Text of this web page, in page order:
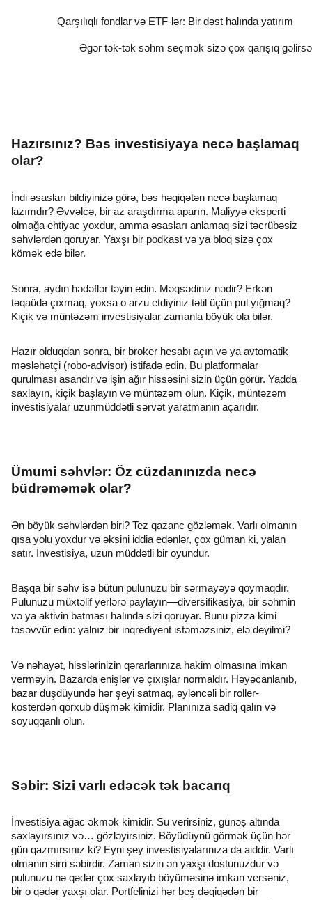
Qarşılıqlı fondlar və ETF-lər: Bir dəst halında yatırım
Əgər tək-tək səhm seçmək sizə çox qarışıq
Hazırsınız? Bəs investisiyaya necə başlamaq
olar?
İndi əsasları bildiyinizə görə, bəs həqiqətən necə başlamaq
lazımdır? Əvvəlcə, bir az araşdırma aparın. Maliyyə eksperti
olmağa ehtiyac yoxdur, amma əsasları anlamaq sizi təcrübəsiz
səhvlərdən qoruyar. Yaxşı bir podkast və ya bloq sizə çox
kömək edə bilər.
Sonra, aydın hədəflər təyin edin. Məqsədiniz nədir? Erkən
təqaüdə çıxmaq, yoxsa o arzu etdiyiniz tətil üçün pul yığmaq?
Kiçik və müntəzəm investisiyalar zamanla böyük ola bilər.
Hazır olduqdan sonra, bir broker hesabı açın və ya avtomatik
məsləhətçi (robo-advisor) istifadə edin. Bu platformalar
qurulması asandır və işin ağır hissəsini sizin üçün görür. Yadda
saxlayın, kiçik başlayın və müntəzəm olun. Kiçik, müntəzəm
investisiyalar uzunmüddətli sərvət yaratmanın açarıdır.
Ümumi səhvlər: Öz cüzdanınızda necə
büdrəməmək olar?
Ən böyük səhvlərdən biri? Tez qazanc gözləmək. Varlı olmanın
qısa yolu yoxdur və əksini iddia edənlər, çox güman ki, yalan
satır. İnvestisiya, uzun müddətli bir oyundur.
Başqa bir səhv isə bütün pulunuzu bir sərmayəyə qoymaqdır.
Pulunuzu müxtəlif yerlərə paylayın—diversifikasiya, bir səhmin
və ya aktivin batması halında sizi qoruyar. Bunu pizza kimi
təsəvvür edin: yalnız bir inqrediyent istəməzsiniz, elə deyilmi?
Və nəhayət, hisslərinizin qərarlarınıza hakim olmasına imkan
verməyin. Bazarda enişlər və çıxışlar normaldır. Həyəcanlanıb,
bazar düşdüyündə hər şeyi satmaq, əyləncəli bir roller-
kosterdən qorxub düşmək kimidir. Planınıza sadiq qalın və
soyuqqanlı olun.
Səbir: Sizi varlı edəcək tək bacarıq
İnvestisiya ağac əkmək kimidir. Su verirsiniz, günəş altında
saxlayırsınız və… gözləyirsiniz. Böyüdüynü görmək üçün hər
gün qazmırsınız ki? Eyni şey investisiyalarınıza da aiddir. Varlı
olmanın sirri səbirdir. Zaman sizin ən yaxşı dostunuzdur və
pulunuzu nə qədər çox saxlayıb böyüməsinə imkan versəniz,
bir o qədər yaxşı olar. Portfelinizi hər beş dəqiqədən bir